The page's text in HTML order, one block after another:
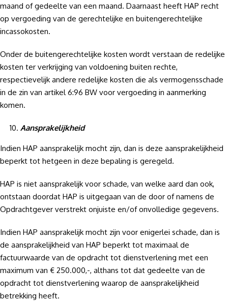
maand of gedeelte van een maand. Daarnaast heeft HAP recht
op vergoeding van de gerechtelijke en buitengerechtelijke
incassokosten.
Onder de buitengerechtelijke kosten wordt verstaan de redelijke
kosten ter verkrijging van voldoening buiten rechte,
respectievelijk andere redelijke kosten die als vermogensschade
in de zin van artikel 6:96 BW voor vergoeding in aanmerking
komen.
Aansprakelijkheid
Indien HAP aansprakelijk mocht zijn, dan is deze aansprakelijkheid
beperkt tot hetgeen in deze bepaling is geregeld.
HAP is niet aansprakelijk voor schade, van welke aard dan ook,
ontstaan doordat HAP is uitgegaan van de door of namens de
Opdrachtgever verstrekt onjuiste en/of onvolledige gegevens.
Indien HAP aansprakelijk mocht zijn voor enigerlei schade, dan is
de aansprakelijkheid van HAP beperkt tot maximaal de
factuurwaarde van de opdracht tot dienstverlening met een
maximum van € 250.000,-, althans tot dat gedeelte van de
opdracht tot dienstverlening waarop de aansprakelijkheid
betrekking heeft.